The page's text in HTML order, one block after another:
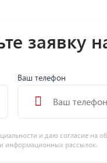
заявку
Ваш телефон
и даю согласие на
информационных рассылок.